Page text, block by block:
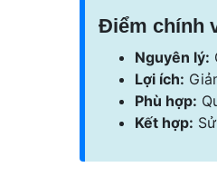
Điểm chính
Nguyên lý:
Lợi ích:
Phù hợp:
Kết hợp: